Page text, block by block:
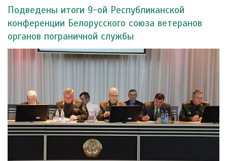
Подведены итоги 9-ой Республиканской
конференции Белорусского союза ветеранов
органов пограничной службы